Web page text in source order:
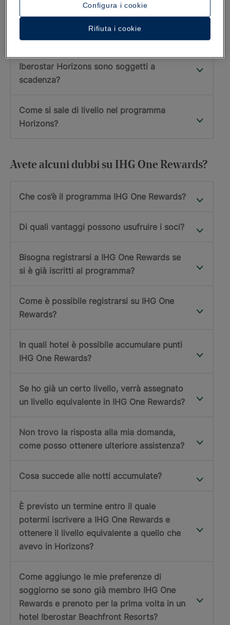
Iberostar Horizons sono soggetti a
scadenza?
Come si sale di livello nel programma
Horizons?
Avete alcuni dubbi su IHG One Rewards?
Che cos’è il programma IHG One Rewards?
Di quali vantaggi possono usufruire i soci?
Bisogna registrarsi a IHG One Rewards se
si è già iscritti al programma?
Come è possibile registrarsi su IHG One
Rewards?
In quali hotel è possibile accumulare punti
IHG One Rewards?
Se ho già un certo livello, verrà assegnato
un livello equivalente in IHG One Rewards?
Non trovo la risposta alla mia domanda,
come posso ottenere ulteriore assistenza?
Cosa succede alle notti accumulate?
È previsto un termine entro il quale
potermi iscrivere a IHG One Rewards e
ottenere il livello equivalente a quello che
avevo in Horizons?
Come aggiungo le mie preferenze di
soggiorno se sono già membro IHG One
Rewards e prenoto per la prima volta in un
hotel Iberostar Beachfront Resorts?
Configura i cookie
Rifiuta i cookie